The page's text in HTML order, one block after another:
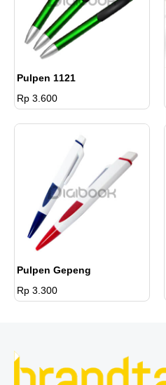
Pulpen 1121
Rp 3.600
Pulpen Gepeng
Rp 3.300